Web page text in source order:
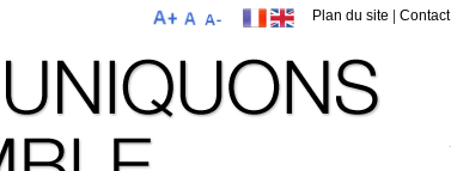
Plan du site Contact